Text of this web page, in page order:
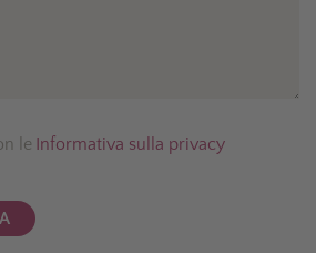
le Informativa sulla privacy